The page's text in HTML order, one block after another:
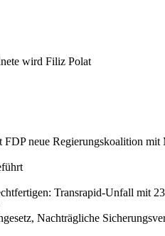
wird Filiz Polat
neue Regierungskoalition
Transrapid-Unfall mit
Nachträgliche